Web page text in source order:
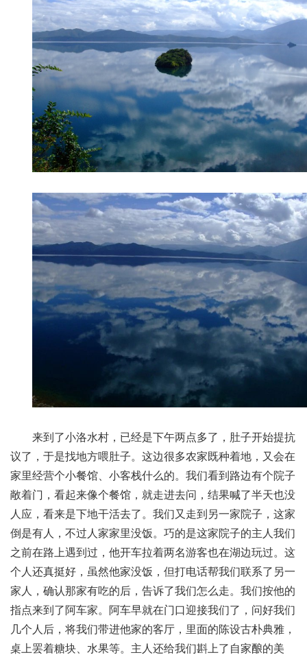
来到了小洛水村，已经是下午两点多了，肚子开始提抗
议了，于是找地方喂肚子。这边很多农家既种着地，又会在
家里经营个小餐馆、小客栈什么的。我们看到路边有个院子
敞着门，看起来像个餐馆，就走进去问，结果喊了半天也没
人应，看来是下地干活去了。我们又走到另一家院子，这家
倒是有人，不过人家家里没饭。巧的是这家院子的主人我们
之前在路上遇到过，他开车拉着两名游客也在湖边玩过。这
个人还真挺好，虽然他家没饭，但打电话帮我们联系了另一
家人，确认那家有吃的后，告诉了我们怎么走。我们按他的
指点来到了阿车家。阿车早就在门口迎接我们了，问好我们
几个人后，将我们带进他家的客厅，里面的陈设古朴典雅，
桌上罢着糖块、水果等。主人还给我们斟上了自家酿的美